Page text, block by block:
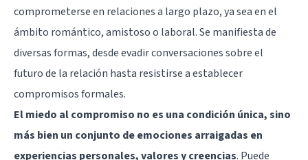
comprometerse en relaciones a largo plazo, ya sea en el
ámbito romántico, amistoso o laboral. Se manifiesta de
diversas formas, desde evadir conversaciones sobre el
futuro de la relación hasta resistirse a establecer
compromisos formales.
El miedo al compromiso no es una condición única, sino
más bien un conjunto de emociones arraigadas en
experiencias personales, valores y creencias. Puede